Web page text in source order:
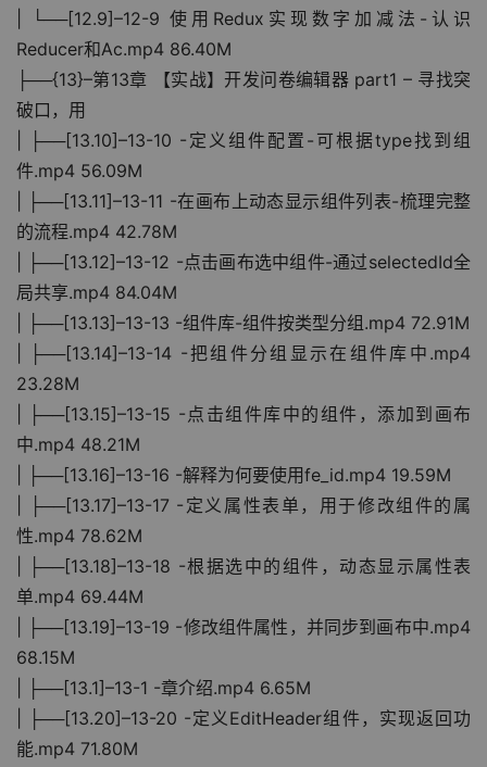
| └──[12.9]–12-9 使用Redux实现数字加减法-认识
Reducer和Ac.mp4 86.40M
├──{13}–第13章 【实战】开发问卷编辑器 part1 – 寻找突
破口，用
| ├──[13.10]–13-10 -定义组件配置-可根据type找到组
件.mp4 56.09M
| ├──[13.11]–13-11 -在画布上动态显示组件列表-梳理完整
的流程.mp4 42.78M
| ├──[13.12]–13-12 -点击画布选中组件-通过selectedId全
局共享.mp4 84.04M
| ├──[13.13]–13-13 -组件库-组件按类型分组.mp4 72.91M
| ├──[13.14]–13-14 -把组件分组显示在组件库中.mp4
23.28M
| ├──[13.15]–13-15 -点击组件库中的组件，添加到画布
中.mp4 48.21M
| ├──[13.16]–13-16 -解释为何要使用fe_id.mp4 19.59M
| ├──[13.17]–13-17 -定义属性表单，用于修改组件的属
性.mp4 78.62M
| ├──[13.18]–13-18 -根据选中的组件，动态显示属性表
单.mp4 69.44M
| ├──[13.19]–13-19 -修改组件属性，并同步到画布中.mp4
68.15M
| ├──[13.1]–13-1 -章介绍.mp4 6.65M
| ├──[13.20]–13-20 -定义EditHeader组件，实现返回功
能.mp4 71.80M